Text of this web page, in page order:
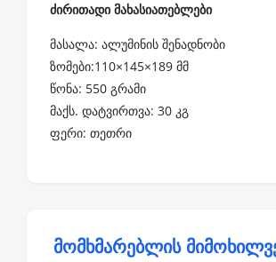
ძირითადი მახასიათებლები
მასალა: ალუმინის შენადნობი
ზომები:110×145×189 მმ
წონა: 550 გრამი
მაქს. დატვირთვა: 30 კგ
ფერი: თეთრი
მომხმარებლის